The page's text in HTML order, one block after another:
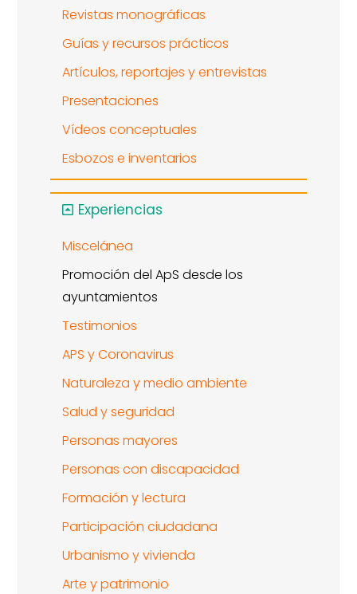
Revistas monográficas
Guías y recursos prácticos
Artículos, reportajes y entrevistas
Presentaciones
Vídeos conceptuales
Esbozos e inventarios
Experiencias
Miscelánea
Promoción del ApS desde los
ayuntamientos
Testimonios
APS y Coronavirus
Naturaleza y medio ambiente
Salud y seguridad
Personas mayores
Personas con discapacidad
Formación y lectura
Participación ciudadana
Urbanismo y vivienda
Arte y patrimonio